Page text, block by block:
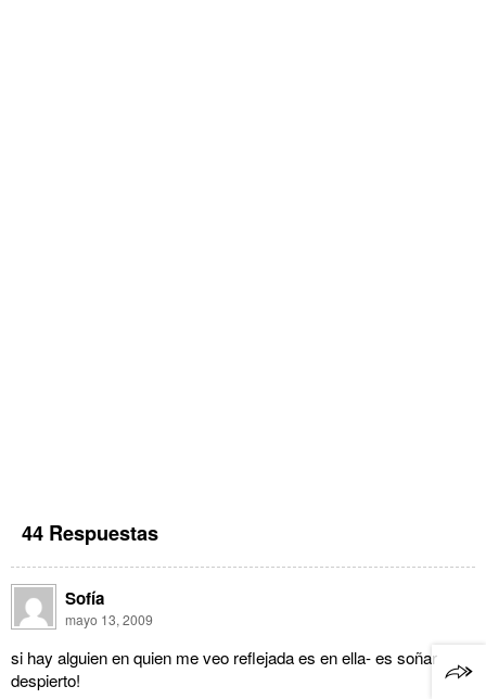
44 Respuestas
Sofía
mayo 13, 2009
si hay alguien en quien me veo reflejada es en ella- es soñar
despierto!